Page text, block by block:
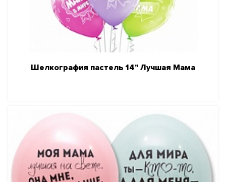
Шелкография пастель 14" Лучшая Мама